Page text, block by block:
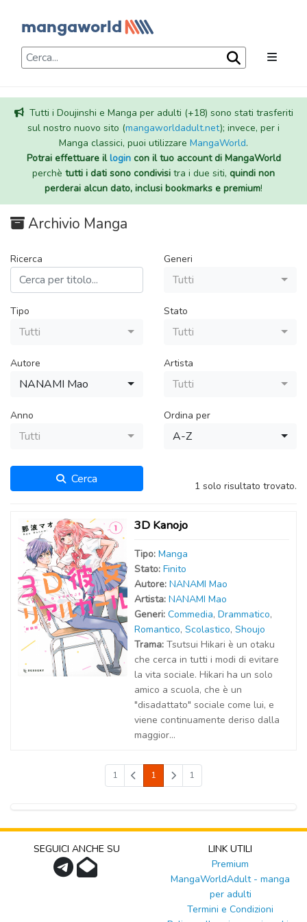
Tutti i Doujinshi e Manga per adulti (+18) sono stati trasferiti
sul nostro nuovo sito (mangaworldadult.net); invece, per i
Manga classici, puoi utilizzare MangaWorld.
Potrai effettuare illogincon il tuo account di MangaWorld
perchè tutti i dati sono condivisi tra i due siti, quindi non
perderai alcun dato, inclusi bookmarks e premium!
Archivio Manga
Ricerca Generi
Tutti
Tipo
Tutti
Stato
Tutti
Autore
NANAMI Mao
Artista
Tutti
Anno
Tutti
Ordina per
A-Z
Cerca 1 solo risultato trovato.
3D Kanojo
Tipo: Manga
Stato: Finito
Autore: NANAMI Mao
Artista: NANAMI Mao
Generi: Commedia, Drammatico,
Romantico, Scolastico, Shoujo
Trama: Tsutsui Hikari è un otaku
che cerca in tutti i modi di evitare
la vita sociale. Hikari ha un solo
amico a scuola, che è un
"disadattato" sociale come lui, e
viene continuamente deriso dalla
maggior...
1 1 1
SEGUICI ANCHE SU
LINK UTILI
Premium
MangaWorldAdult - manga
per adulti
Termini e Condizioni